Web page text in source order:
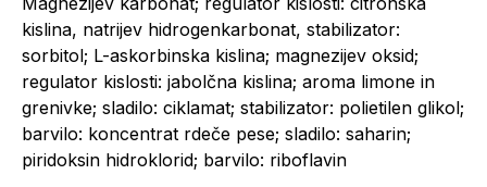
kislina, natrijev hidrogenkarbonat, stabilizator:
sorbitol; L-askorbinska kislina; magnezijev oksid;
regulator kislosti: jabolčna kislina; aroma limone in
grenivke; sladilo: ciklamat; stabilizator: polietilen glikol;
barvilo: koncentrat rdeče pese; sladilo: saharin;
piridoksin hidroklorid; barvilo: riboflavin